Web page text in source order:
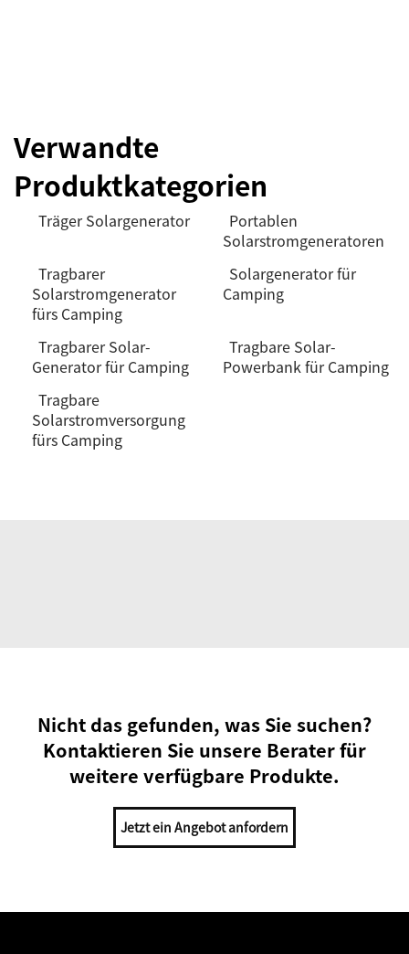
Verwandte
Produktkategorien
Träger Solargenerator
Portablen
Solarstromgeneratoren
Tragbarer
Solarstromgenerator
fürs Camping
Solargenerator für
Camping
Tragbarer Solar-
Generator für Camping
Tragbare Solar-
Powerbank für Camping
Tragbare
Solarstromversorgung
fürs Camping
Nicht das gefunden, was Sie suchen?
Kontaktieren Sie unsere Berater für
weitere verfügbare Produkte.
Jetzt ein Angebot anfordern